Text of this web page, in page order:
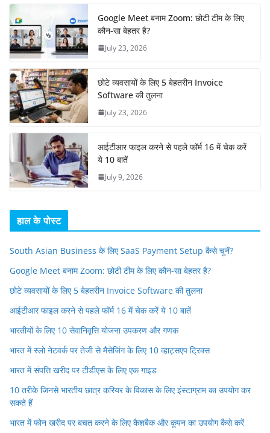
Google Meet बनाम Zoom: छोटी टीम के लिए
कौन-सा बेहतर है?
July 23, 2026
छोटे व्यवसायों के लिए 5 बेहतरीन Invoice
Software की तुलना
July 23, 2026
आईटीआर फाइल करने से पहले फॉर्म 16 में चेक करें
ये 10 बातें
July 9, 2026
हाल के पोस्ट
South Asian Business के लिए SaaS Payment Setup कैसे चुनें?
Google Meet बनाम Zoom: छोटी टीम के लिए कौन-सा बेहतर है?
छोटे व्यवसायों के लिए 5 बेहतरीन Invoice Software की तुलना
आईटीआर फाइल करने से पहले फॉर्म 16 में चेक करें ये 10 बातें
भारतीयों के लिए 10 सेवानिवृत्ति योजना उपकरण और गणक
भारत में स्लो नेटवर्क पर तेजी से मैसेजिंग के लिए 10 व्हाट्सएप ट्रिक्स
भारत में संपत्ति खरीद पर टीडीएस के लिए एक गाइड
10 तरीके जिनसे भारतीय छात्र करियर के विकास के लिए इंस्टाग्राम का उपयोग कर
सकते हैं
भारत में फोन खरीद पर बचत करने के लिए कैशबैक और कूपन का उपयोग कैसे करें